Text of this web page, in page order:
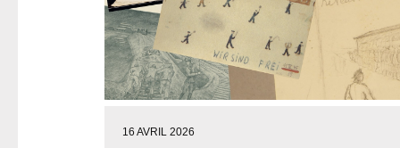
16 AVRIL 2026